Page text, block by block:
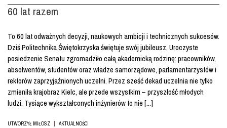
60 lat razem
To 60 lat odważnych decyzji, naukowych ambicji i technicznych sukcesów.
Dziś Politechnika Świętokrzyska świętuje swój jubileusz. Uroczyste
posiedzenie Senatu zgromadziło całą akademicką rodzinę: pracowników,
absolwentów, studentów oraz władze samorządowe, parlamentarzystów i
rektorów zaprzyjaźnionych uczelni. Przez sześć dekad uczelnia nie tylko
zmieniła krajobraz Kielc, ale przede wszystkim – przyszłość młodych
ludzi. Tysiące wykształconych inżynierów to nie [...]
UTWORZYŁ MIŁOSZ | AKTUALNOŚCI